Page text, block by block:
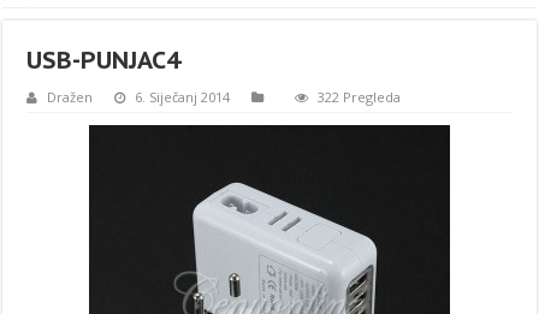
USB-PUNJAC4
Dražen 6. Siječanj 2014 322 Pregleda